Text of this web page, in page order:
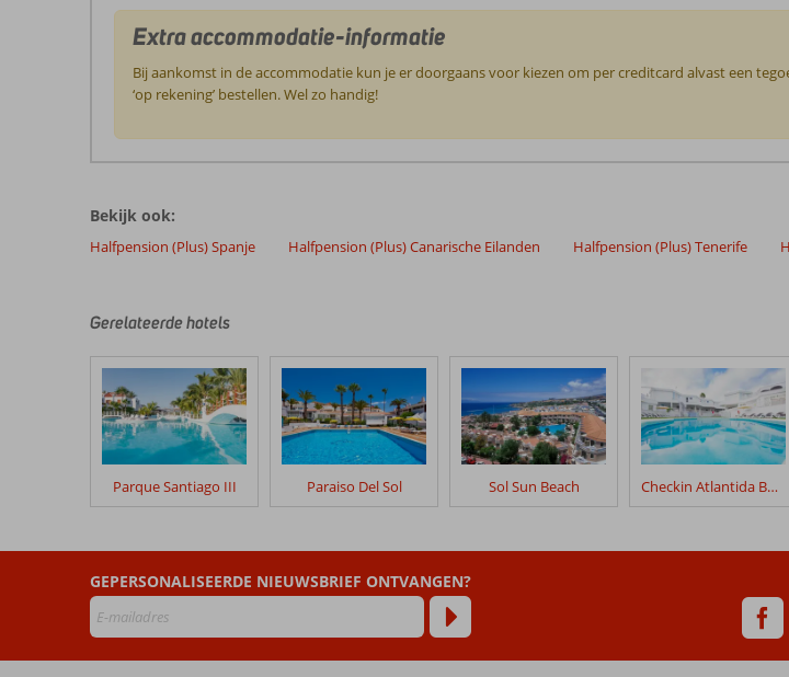
Extra accommodatie-informatie
Bij aankomst in de accommodatie kun je er doorgaans voor kiezen om per creditcard alvast een
‘op rekening’ bestellen. Wel zo handig!
door
onze
klanten
hun
in
HG
Cristian
Sur
Beoordelingen
die
zijn
dan
48
maanden
worden
niet
Bekijk ook:
Halfpension (Plus) Spanje Halfpension (Plus) Canarische Eilanden Halfpension (Plus) Tenerife
Gerelateerde hotels
Parque Santiago III Paraiso Del Sol Sol Sun Beach Checkin Atlantida Bungalows
GEPERSONALISEERDE NIEUWSBRIEF ONTVANGEN?